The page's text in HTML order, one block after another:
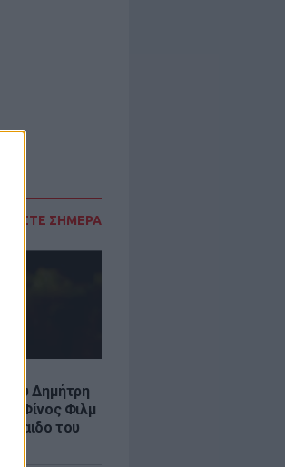
ΣΗΜΕΡΑ
του Δημήτρη
Φίνος Φιλμ
του